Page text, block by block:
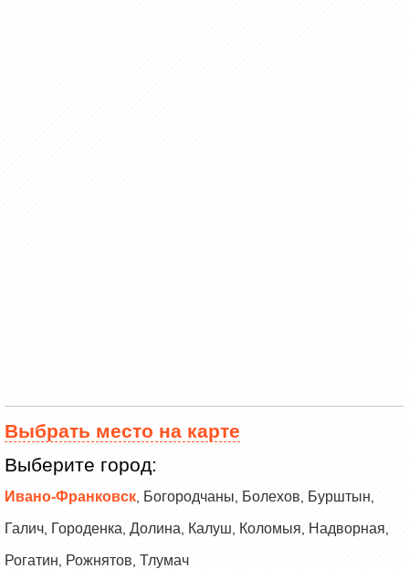
Выбрать место на карте
Выберите город:
Ивано-Франковск Богородчаны Болехов Бурштын
Галич Городенка Долина Калуш Коломыя Надворная
Рогатин Рожнятов Тлумач